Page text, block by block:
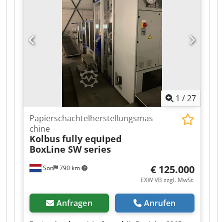
1 /27
Son 790 km
Papierschachtelherstellungsmas
chine
Kolbusfully equiped
BoxLine SW series
€ 125.000
EXW VB zzgl. MwSt.
Anfragen Anrufen